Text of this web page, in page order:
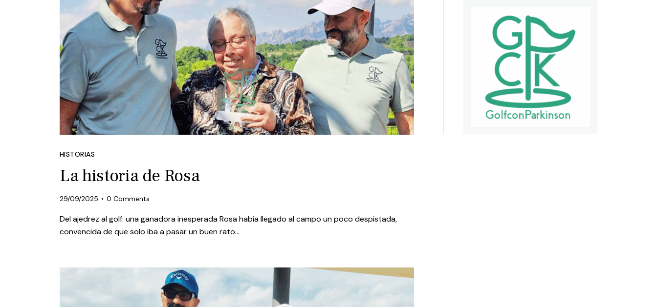
HISTORIAS
La historia de Rosa
29/09/2025 0 Comments
Del ajedrez al golf: una ganadora inesperada Rosa había llegado al campo un poco despistada,
convencida de que solo iba a pasar un buen rato…